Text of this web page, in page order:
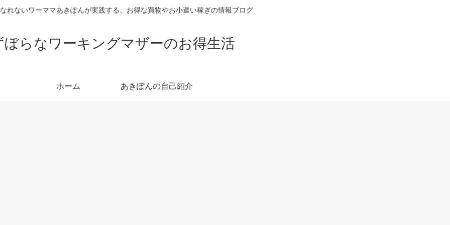
れないワーママあきぽんが実践する、お得な買物やお小遣い稼ぎの情報ブログ
ぼらなワーキングマザーのお得生活
ホーム あきぽんの自己紹介